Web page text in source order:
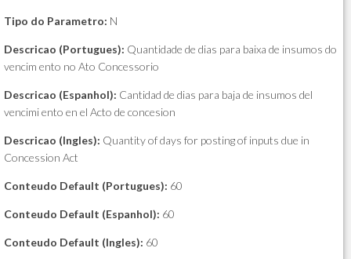
Tipo do Parametro: N
Descricao (Portugues): Quantidade de dias para baixa de insumos do
vencim ento no Ato Concessorio
Descricao (Espanhol): Cantidad de dias para baja de insumos del
vencimi ento en el Acto de concesion
Descricao (Ingles): Quantity of days for posting of inputs due in
Concession Act
Conteudo Default (Portugues): 60
Conteudo Default (Espanhol): 60
Conteudo Default (Ingles): 60